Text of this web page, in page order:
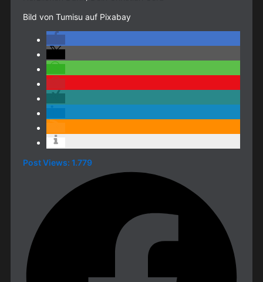
Bild von Tumisu auf Pixabay
Post Views: 1.779